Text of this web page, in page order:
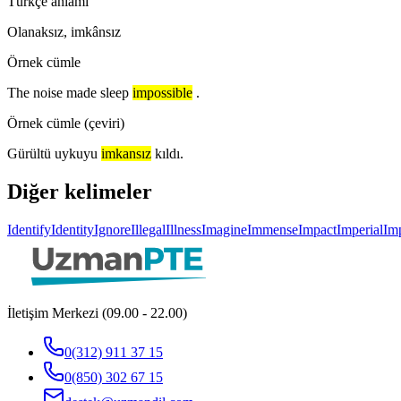
Olanaksız, imkânsız
Örnek cümle
The noise made sleep impossible .
Örnek cümle (çeviri)
Gürültü uykuyu imkansız kıldı.
Diğer kelimeler
IdentifyIdentityIgnoreIllegalIllnessImagineImmenseImpactImperial
İletişim Merkezi (09.00 - 22.00)
0(312) 911 37 15
0(850) 302 67 15